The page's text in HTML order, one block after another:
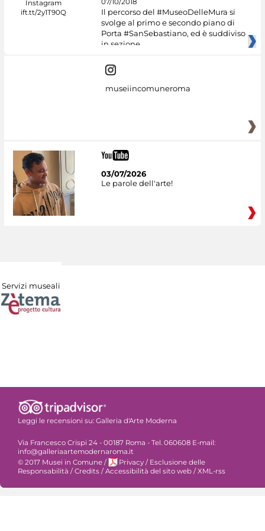
Il percorso del #MuseoDelleMura si
svolge al primo e secondo piano di
Porta #SanSebastiano, ed è suddiviso
in sezione
museiincomuneroma
03/07/2026
Le parole dell'arte!
Servizi museali
Leggi le recensioni su: Galleria d'Arte Moderna
Via Francesco Crispi 24 - 00187 Roma - Tel. 060608 E-mail:
info@galleriaartemodernaroma.it
© 2017 Musei in Comune / Privacy / Esclusione delle
Responsabilità /Credits /Accessibilità del sito web /XML-rss